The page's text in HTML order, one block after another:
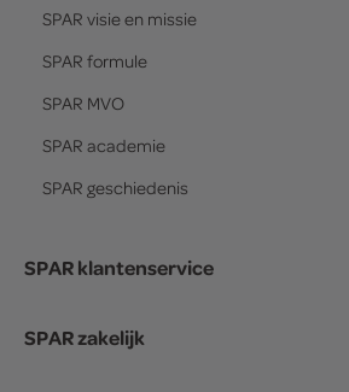
SPAR visie en missie
SPAR formule
SPAR MVO
SPAR academie
SPAR geschiedenis
SPAR klantenservice
SPAR zakelijk